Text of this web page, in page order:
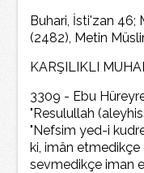
Buhari, İsti'zan 46;
(2482), Metin
KARŞILIKLI
3309 - Ebu
"Resulullah
"Nefsim yed-i
ki, imân
sevmedikçe iman